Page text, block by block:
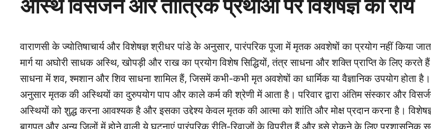
अस्थि विसर्जन और तांत्रिक प्रथाओं पर विशेषज्ञ की राय
वाराणसी के ज्योतिषाचार्य और विशेषज्ञ श्रीधर पांडे के अनुसार, पारंपरिक पूजा में मृतक अवशेषों का प्रयोग नहीं किया
मार्ग या अघोरी साधक अस्थि, खोपड़ी और राख का प्रयोग विशेष सिद्धियों, तंत्र साधना और शक्ति प्राप्ति के लिए करते
साधना में शव, श्मशान और शिव साधना शामिल हैं, जिसमें कभी-कभी मृत अवशेषों का धार्मिक या वैज्ञानिक उपयोग होता
अनुसार मृतक की अस्थियों का दुरुपयोग पाप और काले कर्म की श्रेणी में आता है। परिवार द्वारा अंतिम संस्कार और
अस्थियों को शुद्ध करना आवश्यक है और इसका उद्देश्य केवल मृतक की आत्मा को शांति और मोक्ष प्रदान करना है।